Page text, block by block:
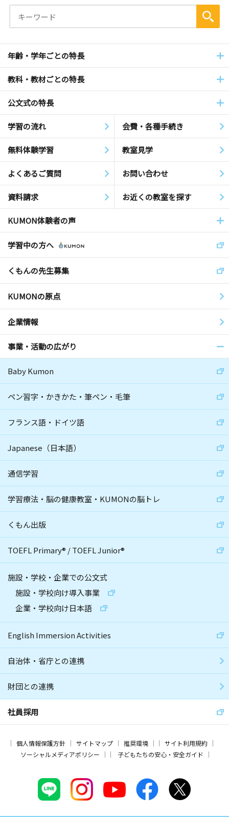
年齢・学年ごとの特長
教科・教材ごとの特長
公文式の特長
学習の流れ 会費・各種手続き
無料体験学習 教室見学
よくあるご質問 お問い合わせ
資料請求 お近くの教室を探す
KUMON体験者の声
学習中の方へ
くもんの先生募集
KUMONの原点
企業情報
事業・活動の広がり
Baby Kumon
ペン習字・かきかた・筆ペン・毛筆
フランス語・ドイツ語
Japanese（日本語）
通信学習
学習療法・脳の健康教室・KUMONの脳トレ
くもん出版
TOEFL Primary® /TOEFL Junior®
施設・学校・企業での公文式
施設・学校向け導入事業
企業・学校向け日本語
English Immersion Activities
自治体・省庁との連携
財団との連携
社員採用
個人情報保護方針 サイトマップ 推奨環境
サイト利用規約
ソーシャルメディアポリシー
子どもたちの安心・安全ガイド